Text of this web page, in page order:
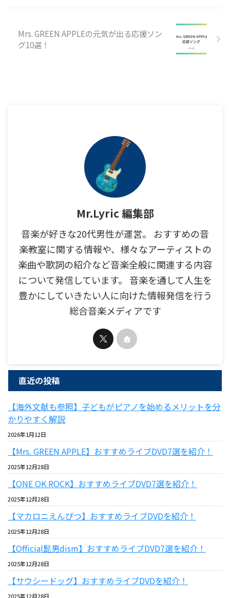
Mrs. GREEN APPLEの元気が出る応援ソン
グ10選！
Mr.Lyric 編集部
音楽が好きな20代男性が運営。 おすすめの音
楽教室に関する情報や、様々なアーティストの
楽曲や歌詞の紹介など音楽全般に関連する内容
について発信しています。 音楽を通して人生を
豊かにしていきたい人に向けた情報発信を行う
総合音楽メディアです
直近の投稿
【海外文献も参照】子どもがピアノを始めるメリットを分
かりやすく解説
2026年1月12日
【Mrs. GREEN APPLE】おすすめライブDVD7選を紹介！
2025年12月28日
【ONE OK ROCK】おすすめライブDVD7選を紹介！
2025年12月28日
【マカロニえんぴつ】おすすめライブDVDを紹介！
2025年12月28日
【Official髭男dism】おすすめライブDVD7選を紹介！
2025年12月28日
【サウシードッグ】おすすめライブDVDを紹介！
2025年12月28日